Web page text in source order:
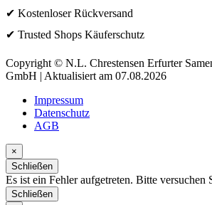
✔ Kostenloser Rückversand
✔ Trusted Shops Käuferschutz
Copyright © N.L. Chrestensen Erfurter
GmbH | Aktualisiert am 07.08.2026
Impressum
Datenschutz
AGB
×
Schließen
Es ist ein Fehler aufgetreten. Bitte versuchen
Schließen